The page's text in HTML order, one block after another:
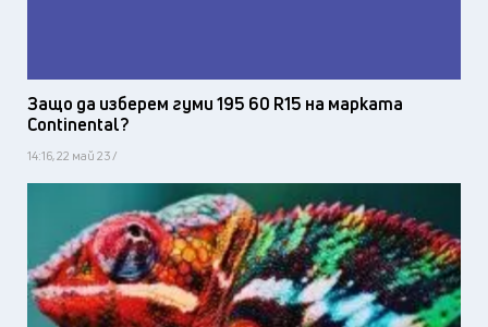
Защо да изберем гуми 195 60 R15 на марката
Continental?
14:16, 22 май 23 /